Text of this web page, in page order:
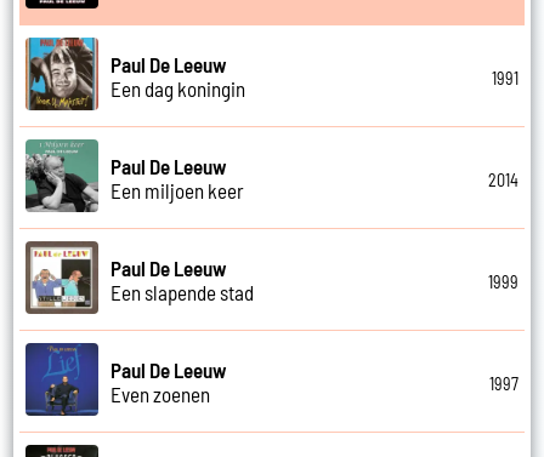
Paul De Leeuw
Een dag koningin
1991
Paul De Leeuw
Een miljoen keer
2014
Paul De Leeuw
Een slapende stad
1999
Paul De Leeuw
Even zoenen
1997